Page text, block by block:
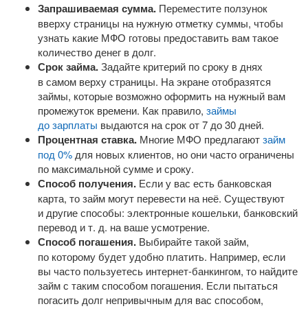
Запрашиваемая сумма. Переместите ползунок
вверху страницы на нужную отметку суммы, чтобы
узнать какие МФО готовы предоставить вам такое
количество денег в долг.
Срок займа.Задайте критерий по сроку в днях
в самом верху страницы. На экране отобразятся
займы, которые возможно оформить на нужный вам
промежуток времени. Как правило, займы
до зарплаты выдаются на срок от 7 до 30 дней.
Процентная ставка. Многие МФО предлагаютзайм
под 0% для новых клиентов, но они часто ограничены
по максимальной сумме и сроку.
Способ получения. Если у вас есть банковская
карта, то займ могут перевести на неё. Существуют
и другие способы: электронные кошельки, банковский
перевод и т. д. на ваше усмотрение.
Способ погашения. Выбирайте такой займ,
по которому будет удобно платить. Например, если
вы часто пользуетесь интернет-банкингом, то найдите
займ с таким способом погашения. Если пытаться
погасить долг непривычным для вас способом,